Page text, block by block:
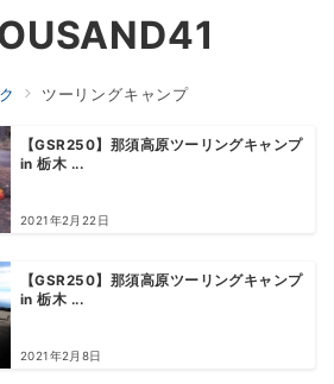
ツーリングキャンプ
【GSR250】那須高原ツーリングキャンプ
in 栃木 ...
2021年2月22日
【GSR250】那須高原ツーリングキャンプ
in 栃木 ...
2021年2月8日